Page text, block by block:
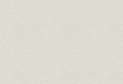
1. 関東大震災の発生
2. 自動交換機と放送機の国産化
3. 関東大震災後の経営
4. 国産化奨励のもとでの苦難